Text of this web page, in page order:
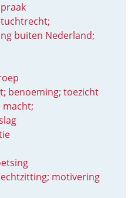
buiten Nederland;
benoeming; toezicht
macht;
motivering